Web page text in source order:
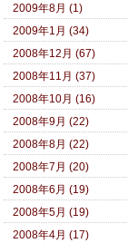
2009年8月 (1)
2009年1月 (34)
2008年12月 (67)
2008年11月 (37)
2008年10月 (16)
2008年9月 (22)
2008年8月 (22)
2008年7月 (20)
2008年6月 (19)
2008年5月 (19)
2008年4月 (17)